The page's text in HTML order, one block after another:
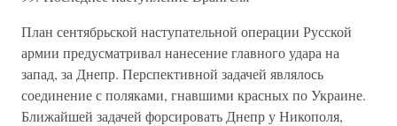
План сентябрьской наступательной операции Русской
армии предусматривал нанесение главного удара на
запад, за Днепр. Перспективной задачей являлось
соединение с поляками, гнавшими красных по Украине.
Ближайшей задачей форсировать Днепр у Никополя,